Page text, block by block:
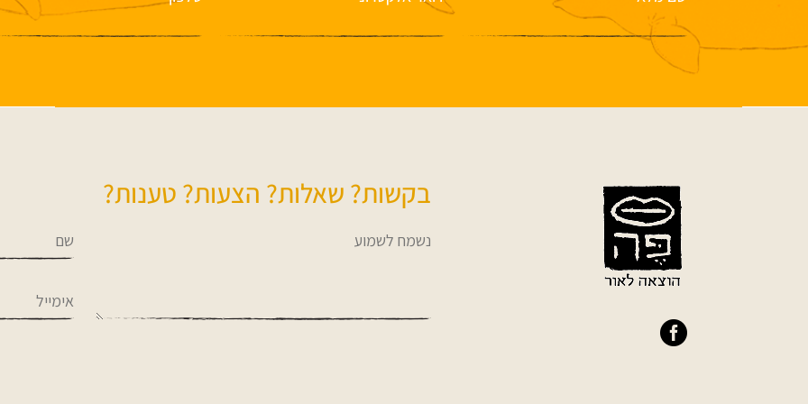
בקשות? שאלות? הצעות? טענות?
